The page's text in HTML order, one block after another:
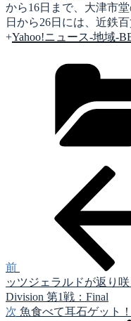
から16日まで、大津市
日から26日には、近鉄
+Yahoo!ニュース-地域-
ゲ
ー
シ
前
ッツジェラルドが返り咲
Division 第1戦：Final
次
次 魚食べて耳石ゲット